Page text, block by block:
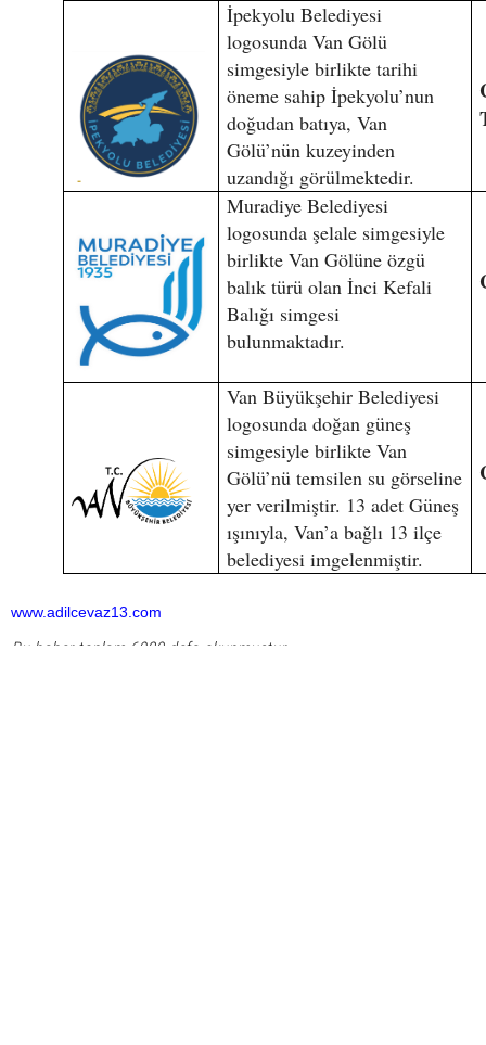
İpekyolu Belediyesi
logosunda Van Gölü
simgesiyle birlikte tarihi
öneme sahip İpekyolu’nun
doğudan batıya, Van
Gölü’nün kuzeyinden
uzandığı görülmektedir.
Muradiye Belediyesi
logosunda şelale simgesiyle
birlikte Van Gölüne özgü
balık türü olan İnci Kefali
Balığı simgesi
bulunmaktadır.
Van Büyükşehir Belediyesi
logosunda doğan güneş
simgesiyle birlikte Van
Gölü’nü temsilen su görseline
yer verilmiştir. 13 adet Güneş
ışınıyla, Van’a bağlı 13 ilçe
belediyesi imgelenmiştir.
www.adilcevaz13.com
Bu haber toplam 6980 defa okunmuştur